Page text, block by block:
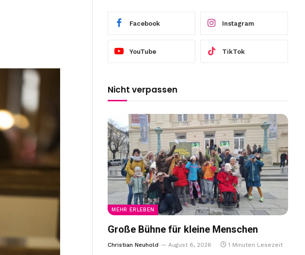
Facebook Instagram
YouTube TikTok
Nicht verpassen
MEHR ERLEBEN
Große Bühne für kleine Menschen
Christian Neuhold August 6, 2026 1 Minuten Lesezeit